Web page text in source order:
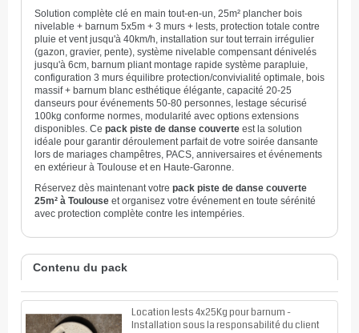
Solution complète clé en main tout-en-un, 25m² plancher bois
nivelable + barnum 5x5m + 3 murs + lests, protection totale contre
pluie et vent jusqu'à 40km/h, installation sur tout terrain irrégulier
(gazon, gravier, pente), système nivelable compensant dénivelés
jusqu'à 6cm, barnum pliant montage rapide système parapluie,
configuration 3 murs équilibre protection/convivialité optimale, bois
massif + barnum blanc esthétique élégante, capacité 20-25
danseurs pour événements 50-80 personnes, lestage sécurisé
100kg conforme normes, modularité avec options extensions
disponibles. Ce pack piste de danse couverte est la solution
idéale pour garantir déroulement parfait de votre soirée dansante
lors de mariages champêtres, PACS, anniversaires et événements
en extérieur à Toulouse et en Haute-Garonne.
Réservez dès maintenant votre pack piste de danse couverte
25m² à Toulouse et organisez votre événement en toute sérénité
avec protection complète contre les intempéries.
Contenu du pack
Location lests 4x25Kg pour barnum -
Installation sous la responsabilité du client